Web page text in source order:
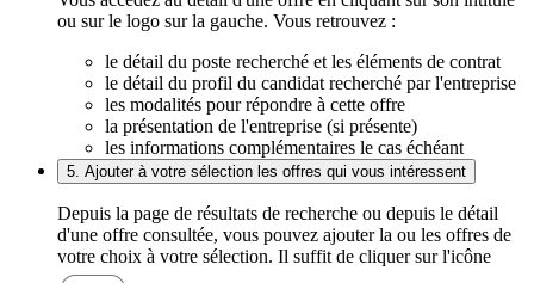
ou sur le logo sur la gauche. Vous retrouvez :
le détail du poste recherché et les éléments de contrat
le détail du profil du candidat recherché par l'entreprise
les modalités pour répondre à cette offre
la présentation de l'entreprise (si présente)
les informations complémentaires le cas échéant
5. Ajouter à votre sélection les offres qui vous intéressent
Depuis la page de résultats de recherche ou depuis le détail
d'une offre consultée, vous pouvez ajouter la ou les offres de
votre choix à votre sélection. Il suffit de cliquer sur l'icône